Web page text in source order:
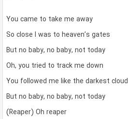
You came to take me away
So close I was to heaven’s gates
But no baby, no baby, not today
Oh, you tried to track me down
You followed me like the darkest cloud
But no baby, no baby, not today
(Reaper) Oh reaper